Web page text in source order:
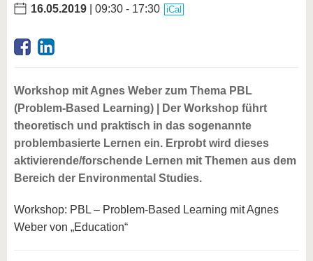
16.05.2019 | 09:30 - 17:30 iCal
Workshop mit Agnes Weber zum Thema PBL
(Problem-Based Learning) | Der Workshop führt
theoretisch und praktisch in das sogenannte
problembasierte Lernen ein. Erprobt wird dieses
aktivierende/forschende Lernen mit Themen aus dem
Bereich der Environmental Studies.
Workshop: PBL – Problem-Based Learning mit Agnes
Weber von „Education“